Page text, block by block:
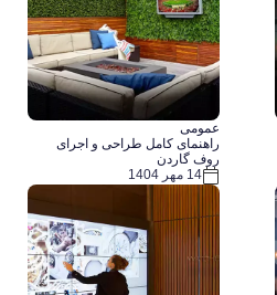
عمومی
راهنمای کامل طراحی و اجرای
روف گاردن
14 مهر 1404